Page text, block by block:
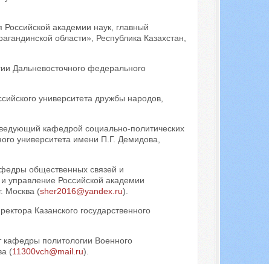
Российской академии наук, главный
области», Республика Казахстан,
Дальневосточного федерального
университета дружбы народов,
кафедрой социально-политических
университета имени П.Г. Демидова,
общественных связей и
управление Российской академии
Москва (sher2016@yandex.ru).
Казанского государственного
политологии Военного
(11300vch@mail.ru).